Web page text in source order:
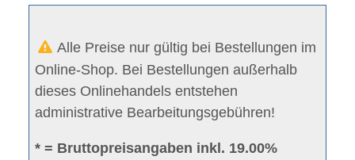
Alle Preise nur gültig bei Bestellungen im
Online-Shop. Bei Bestellungen außerhalb
dieses Onlinehandels entstehen
administrative Bearbeitungsgebühren!
* = Bruttopreisangaben inkl. 19.00%